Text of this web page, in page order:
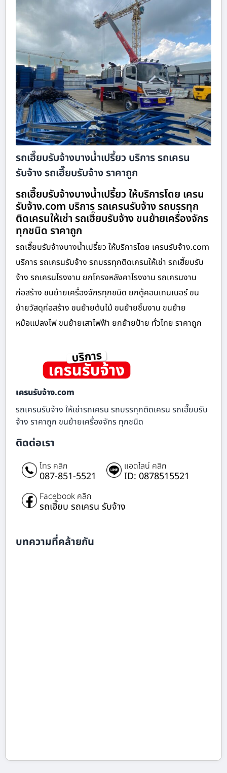
รถเฮี๊ยบรับจ้างบางน้ำเปรี้ยว บริการ รถเครน
รับจ้าง รถเฮี๊ยบรับจ้าง ราคาถูก
รถเฮี๊ยบรับจ้างบางน้ำเปรี้ยว ให้บริการโดย เครน
รับจ้าง.com บริการ รถเครนรับจ้าง รถบรรทุก
ติดเครนให้เช่า รถเฮี๊ยบรับจ้าง ขนย้ายเครื่องจักร
ทุกชนิด ราคาถูก
รถเฮี๊ยบรับจ้างบางน้ำเปรี้ยว ให้บริการโดย เครนรับจ้าง.com
บริการ รถเครนรับจ้าง รถบรรทุกติดเครนให้เช่า รถเฮี๊ยบรับ
จ้าง รถเครนโรงงาน ยกโครงหลังคาโรงงาน รถเครนงาน
ก่อสร้าง ขนย้ายเครื่องจักรทุกชนิด ยกตู้คอนเทนเนอร์ ขน
ย้ายวัสดุก่อสร้าง ขนย้ายต้นไม้ ขนย้ายชิ้นงาน ขนย้าย
หม้อแปลงไฟ ขนย้ายเสาไฟฟ้า ยกย้ายป้าย ทั่วไทย ราคาถูก
เครนรับจ้าง.com
รถเครนรับจ้าง ให้เช่ารถเครน รถบรรทุกติดเครน รถเฮี๊ยบรับ
จ้าง ราคาถูก ขนย้ายเครื่องจักร ทุกชนิด
ติดต่อเรา
โทร คลิก
087-851-5521
แอดไลน์ คลิก
ID: 0878515521
Facebook คลิก
รถเฮี๊ยบ รถเครน รับจ้าง
บทความที่คล้ายกัน